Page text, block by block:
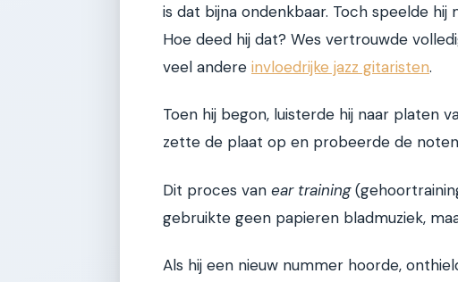
is dat bijna ondenkbaar. Toch speelde
Hoe deed hij dat? Wes vertrouwde
veel andere invloedrijke jazz gitaristen.
Toen hij begon, luisterde hij naar platen
zette de plaat op en probeerde de
Dit proces van ear training
gebruikte geen papieren bladmuziek,
Als hij een nieuw nummer hoorde,